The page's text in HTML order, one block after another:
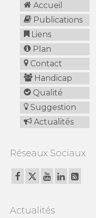
Accueil
Publications
Liens
Plan
Contact
Handicap
Qualité
Suggestion
Actualités
Réseaux Sociaux
Actualités